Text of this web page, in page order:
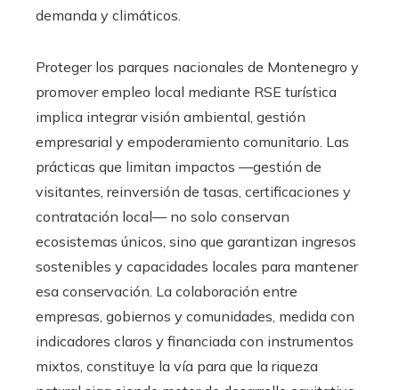
demanda y climáticos.
Proteger los parques nacionales de Montenegro y
promover empleo local mediante RSE turística
implica integrar visión ambiental, gestión
empresarial y empoderamiento comunitario. Las
prácticas que limitan impactos —gestión de
visitantes, reinversión de tasas, certificaciones y
contratación local— no solo conservan
ecosistemas únicos, sino que garantizan ingresos
sostenibles y capacidades locales para mantener
esa conservación. La colaboración entre
empresas, gobiernos y comunidades, medida con
indicadores claros y financiada con instrumentos
mixtos, constituye la vía para que la riqueza